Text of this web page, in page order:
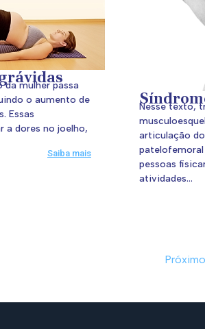
mulher passa
o aumento de
Essas
a dores no joelho,
Saiba mais
Nesse texto,
articulação
pessoas
atividades...
Próximo